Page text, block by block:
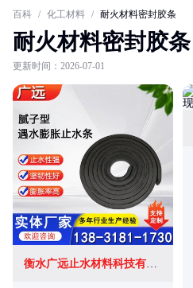
百科 / 化工材料 / 耐火材料密封胶条
耐火材料密封胶条
更新时间：2026-07-01
衡水广远止水材料科技有限公司